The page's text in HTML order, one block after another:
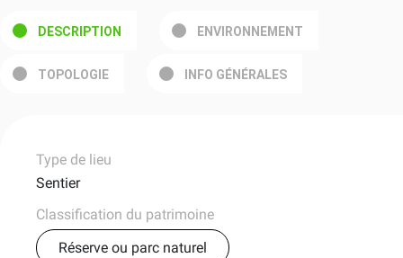
DESCRIPTION ENVIRONNEMENT
TOPOLOGIE INFO GÉNÉRALES
Type de lieu
Sentier
Classification du patrimoine
Réserve ou parc naturel